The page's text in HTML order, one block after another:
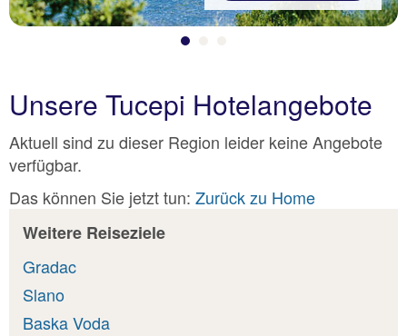
Unsere Tucepi Hotelangebote
Aktuell sind zu dieser Region leider keine Angebote
verfügbar.
Das können Sie jetzt tun: Zurück zu Home
Weitere Reiseziele
Gradac
Slano
Baska Voda